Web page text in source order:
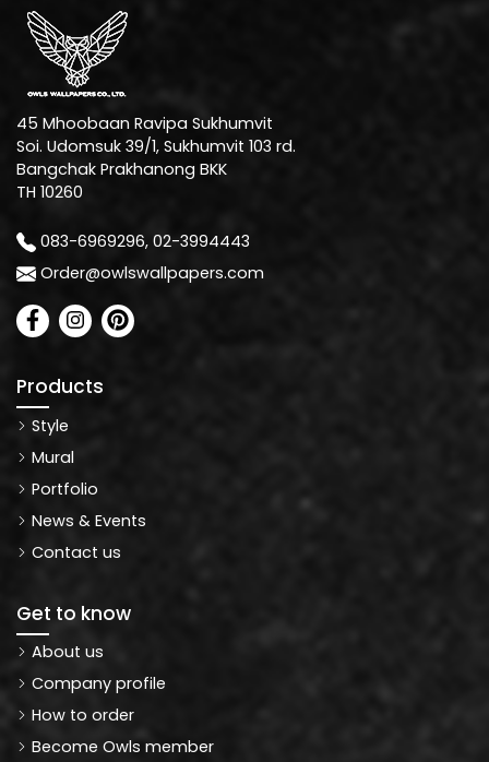
45 Mhoobaan Ravipa Sukhumvit
Soi. Udomsuk 39/1, Sukhumvit 103 rd.
Bangchak Prakhanong BKK
TH 10260
083-6969296, 02-3994443
Order@owlswallpapers.com
Products
Style
Mural
Portfolio
News & Events
Contact us
Get to know
About us
Company profile
How to order
Become Owls member